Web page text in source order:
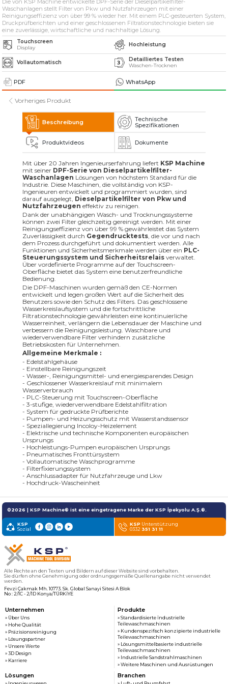
» Lösungsmittelbasierte industrielle
Teilewaschmaschinen
» Industrielle Sandstrahlmaschinen
» Weitere Maschinen und Ausrüstungen
Alle Rechte vorbehalten. Sämtliche auf dieser Website verwendeten Inhalte und
visuellen Elemente
gehören der KSP Machine, und eine unbefugte Nutzung kann rechtliche Schritte
nach sich ziehen.
Die von KSP Machine entwickelte DPF-Serie der Dieselpartikelfilter-
Waschanlagen stellt Filter von Pkw und Nutzfahrzeugen mit einer
Reinigungseffizienz von über 99 % wieder her. Mit einem PLC-gesteuerten System,
Druckprüfberichten und einer geschlossenen Filtrationstechnologie bieten sie
eine zuverlässige, wirtschaftliche und nachhaltige Lösung.
Touchscreen
Display
Hochleistung
Vollautomatisch
Detailliertes Testen
Waschen-Trocknen
PDF WhatsApp
Vorheriges Produkt
Beschreibung
Technische
Spezifikationen
Produktvideos Dokumente
Mit über 20 Jahren Ingenieurserfahrung liefert KSP Machine
mit seiner DPF-Serie von Dieselpartikelfilter-
Waschanlagen Lösungen von höchstem Standard für die
Industrie. Diese Maschinen, die vollständig von KSP-
Ingenieuren entwickelt und programmiert wurden, sind
darauf ausgelegt, Dieselpartikelfilter von Pkw und
Nutzfahrzeugen effektiv zu reinigen.
Dank der unabhängigen Wasch- und Trocknungssysteme
können zwei Filter gleichzeitig gereinigt werden. Mit einer
Reinigungseffizienz von über 99 % gewährleistet das System
Zuverlässigkeit durch Gegendrucktests, die vor und nach
dem Prozess durchgeführt und dokumentiert werden. Alle
Funktionen und Sicherheitsmerkmale werden über ein PLC-
Steuerungssystem und Sicherheitsrelais verwaltet.
Über vordefinierte Programme auf der Touchscreen-
Oberfläche bietet das System eine benutzerfreundliche
Bedienung.
Die DPF-Maschinen wurden gemäß den CE-Normen
entwickelt und legen großen Wert auf die Sicherheit des
Benutzers sowie den Schutz des Filters. Das geschlossene
Wasserkreislaufsystem und die fortschrittliche
Filtrationstechnologie gewährleisten eine kontinuierliche
Wasserreinheit, verlängern die Lebensdauer der Maschine und
verbessern die Reinigungsleistung. Waschbare und
wiederverwendbare Filter verhindern zusätzliche
Betriebskosten für Unternehmen.
Allgemeine Merkmale :
- Edelstahlgehäuse
- Einstellbare Reinigungszeit
- Wasser-, Reinigungsmittel- und energiesparendes Design
- Geschlossener Wasserkreislauf mit minimalem
Wasserverbrauch
- PLC-Steuerung mit Touchscreen-Oberfläche
- 3-stufige, wiederverwendbare Edelstahlfiltration
- System für gedruckte Prüfberichte
- Pumpen- und Heizungsschutz mit Wasserstandssensor
- Speziallegierung Incoloy-Heizelement
- Elektrische und technische Komponenten europäischen
Ursprungs
- Hochleistungs-Pumpen europäischen Ursprungs
- Pneumatisches Fronttürsystem
- Vollautomatische Waschprogramme
- Filterfixierungssystem
- Anschlussadapter für Nutzfahrzeuge und Lkw
- Hochdruck-Wascheinheit
©2026 | KSP Machine® ist eine eingetragene Marke der KSP İpekyolu A.Ş.®.
KSP
Sozial
KSP Unterstützung
0332 351 31 11
Alle Rechte an den Texten und Bildern auf dieser Website sind vorbehalten.
Sie dürfen ohne Genehmigung oder ordnungsgemäße Quellenangabe nicht verwendet
werden.
Fevzi Çakmak Mh. 10773. Sk. Global Sanayi Sitesi A Blok
No : 2/1C - 2/1D Konya/TÜRKİYE
Unternehmen
» Über Uns
» Hohe Qualität
» Präzisionsreinigung
» Lösungspartner
» Unsere Werte
» 3D Design
» Karriere
Produkte
» Standardisierte İndustrielle
Teilewaschmaschinen
» Kundenspezifisch konzipierte industrielle
Teilewaschmaschinen
» Lösungsmittelbasierte industrielle
Teilewaschmaschinen
» Industrielle Sandstrahlmaschinen
» Weitere Maschinen und Ausrüstungen
Lösungen Branchen